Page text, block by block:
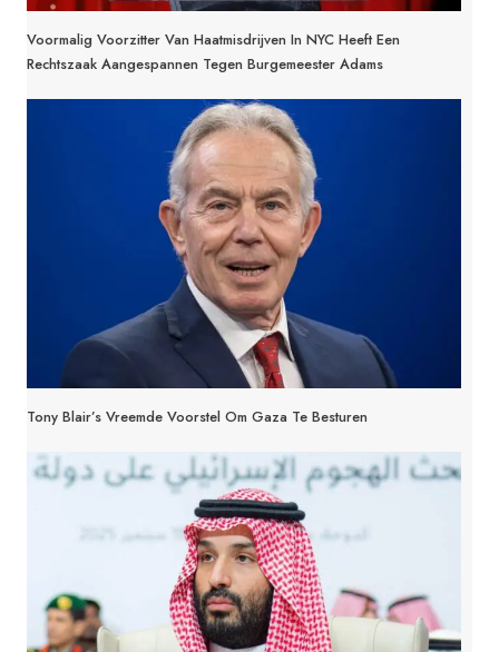
Voormalig Voorzitter Van Haatmisdrijven In NYC Heeft Een
Rechtszaak Aangespannen Tegen Burgemeester Adams
Tony Blair’s Vreemde Voorstel Om Gaza Te Besturen